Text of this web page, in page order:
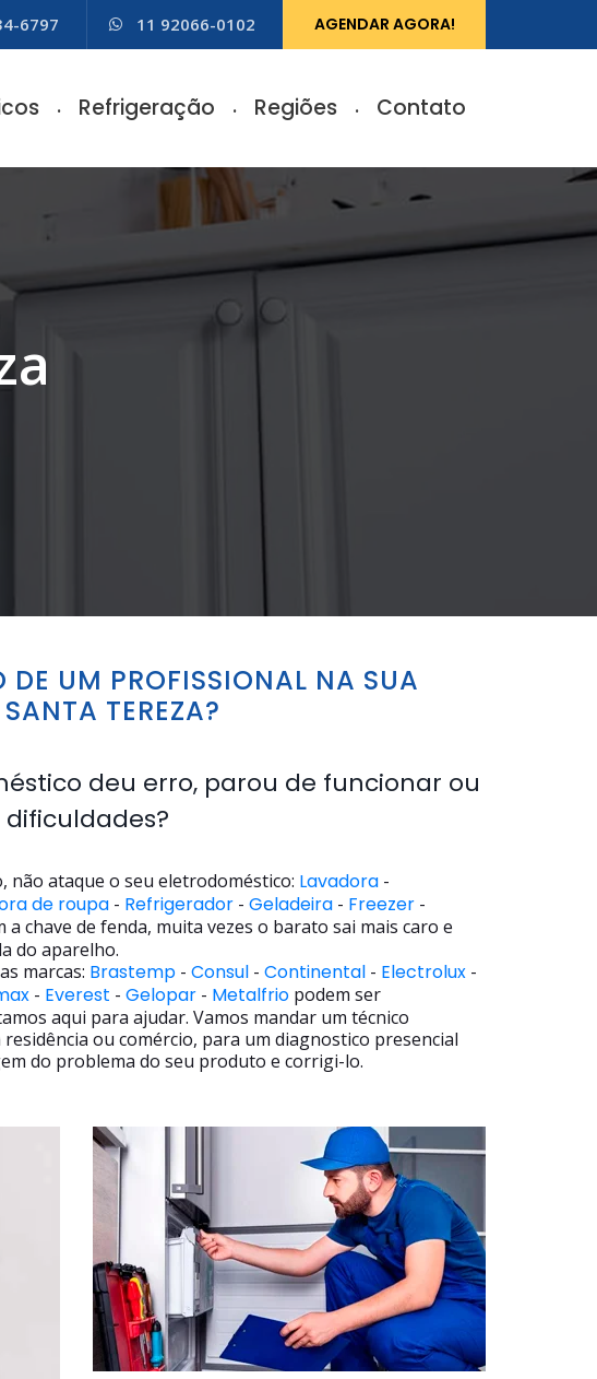
6797 11 92066-0102 AGENDAR AGORA!
Refrigeração Regiões Contato
DE UM PROFISSIONAL NA SUA
TEREZA?
deu erro, parou de funcionar ou
não ataque o seu eletrodoméstico: Lavadora-
de roupa- Refrigerador- Geladeira- Freezer-
a chave de fenda, muita vezes o barato sai mais caro e
do aparelho.
marcas: Brastemp- Consul- Continental- Electrolux-
- Everest - Gelopar- Metalfriopodem ser
aqui para ajudar. Vamos mandar um técnico
residência ou comércio, para um diagnostico presencial
do problema do seu produto e corrigi-lo.